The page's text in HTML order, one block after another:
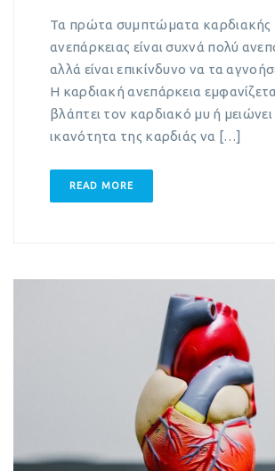
Τα πρώτα συμπτώματα καρδιακής
ανεπάρκειας είναι συχνά πολύ
αλλά είναι επικίνδυνο να τα
Η καρδιακή ανεπάρκεια
βλάπτει τον καρδιακό μυ ή μειώνει
ικανότητα της καρδιάς να […]
READ MORE